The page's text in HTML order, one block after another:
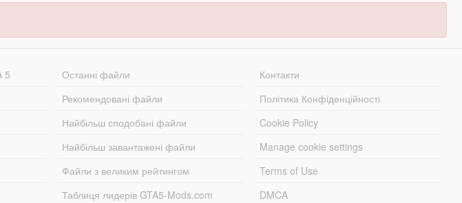
5
Останні файли
Рекомендовані файли
Найбільш сподобані файли
Найбільш завантажені файли
Файли з великим рейтингом
Таблиця лидерів GTA5-Mods.com
Контакти
Політика Конфіденційності
Cookie Policy
Manage cookie settings
Terms of Use
DMCA